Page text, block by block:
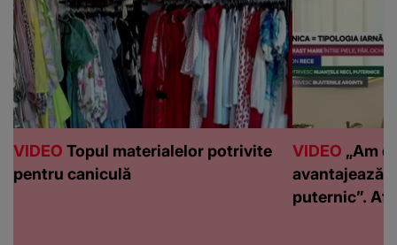
VIDEO Topul materialelor potrivite
pentru caniculă
VIDEO „Am
avantajează
puternic”.